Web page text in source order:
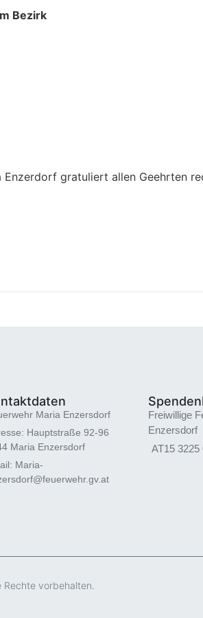
Bezirk
gratuliert allen Geehrten
Maria Enzersdorf
Hauptstraße 92-96
Maria Enzersdorf
Maria-
Freiwillige
Enzersdorf
AT15 3225
vorbehalten.